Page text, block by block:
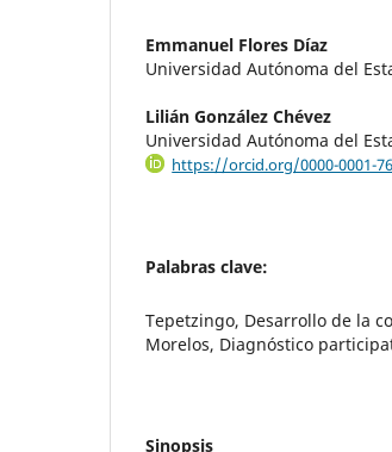
Emmanuel Flores Díaz
Universidad Autónoma del
Lilián González Chévez
Universidad Autónoma del
https://orcid.org/0000-0001-
Palabras clave:
Tepetzingo, Desarrollo de la
Morelos, Diagnóstico
Sinopsis